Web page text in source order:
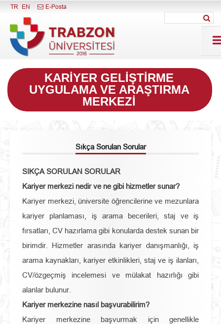
Menüyü Kapat
TR EN E-Posta
KARIYER GELIŞTIRME
UYGULAMA VE ARAŞTIRMA
MERKEZI
Sıkça Sorulan Sorular
SIKÇA SORULAN SORULAR
Kariyer merkezi nedir ve ne gibi hizmetler sunar?
Kariyer merkezi, üniversite öğrencilerine ve mezunlara
kariyer planlaması, iş arama becerileri, staj ve iş
fırsatları, CV hazırlama gibi konularda destek sunan bir
birimdir. Hizmetler arasında kariyer danışmanlığı, iş
arama kaynakları, kariyer etkinlikleri, staj ve iş ilanları,
CV/özgeçmiş incelemesi ve mülakat hazırlığı gibi
alanlar bulunur.
Kariyer merkezine nasıl başvurabilirim?
Kariyer merkezine başvurmak için genellikle